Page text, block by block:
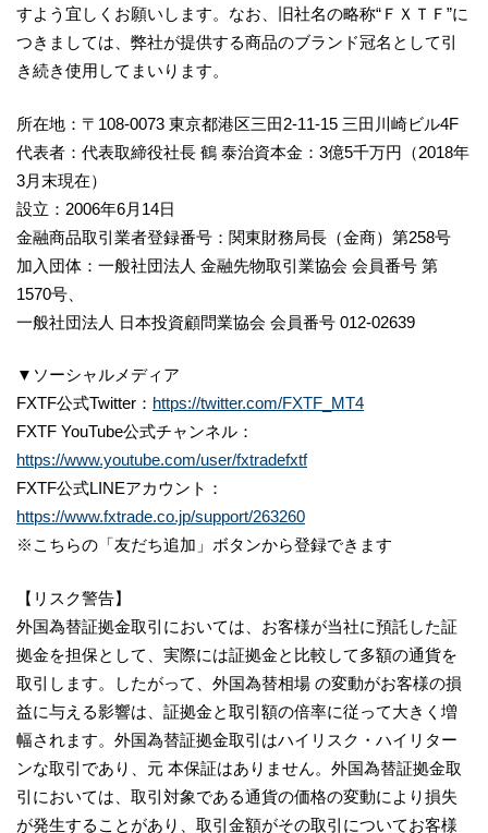
すよう宜しくお願いします。なお、旧社名の略称“ＦＸＴＦ”に
つきましては、弊社が提供する商品のブランド冠名として引
き続き使用してまいります。
所在地：〒108-0073 東京都港区三田2-11-15 三田川崎ビル4F
代表者：代表取締役社長 鶴 泰治資本金：3億5千万円（2018年
3月末現在）
設立：2006年6月14日
金融商品取引業者登録番号：関東財務局長（金商）第258号
加入団体：一般社団法人 金融先物取引業協会 会員番号 第
1570号、
一般社団法人 日本投資顧問業協会 会員番号 012-02639
▼ソーシャルメディア
FXTF公式Twitter： https://twitter.com/FXTF_MT4
FXTF YouTube公式チャンネル：
https://www.youtube.com/user/fxtradefxtf
FXTF公式LINEアカウント：
https://www.fxtrade.co.jp/support/263260
※こちらの「友だち追加」ボタンから登録できます
【リスク警告】
外国為替証拠金取引においては、お客様が当社に預託した証
拠金を担保として、実際には証拠金と比較して多額の通貨を
取引します。したがって、外国為替相場 の変動がお客様の損
益に与える影響は、証拠金と取引額の倍率に従って大きく増
幅されます。外国為替証拠金取引はハイリスク・ハイリター
ンな取引であり、元 本保証はありません。外国為替証拠金取
引においては、取引対象である通貨の価格の変動により損失
が発生することがあり、取引金額がその取引についてお客様